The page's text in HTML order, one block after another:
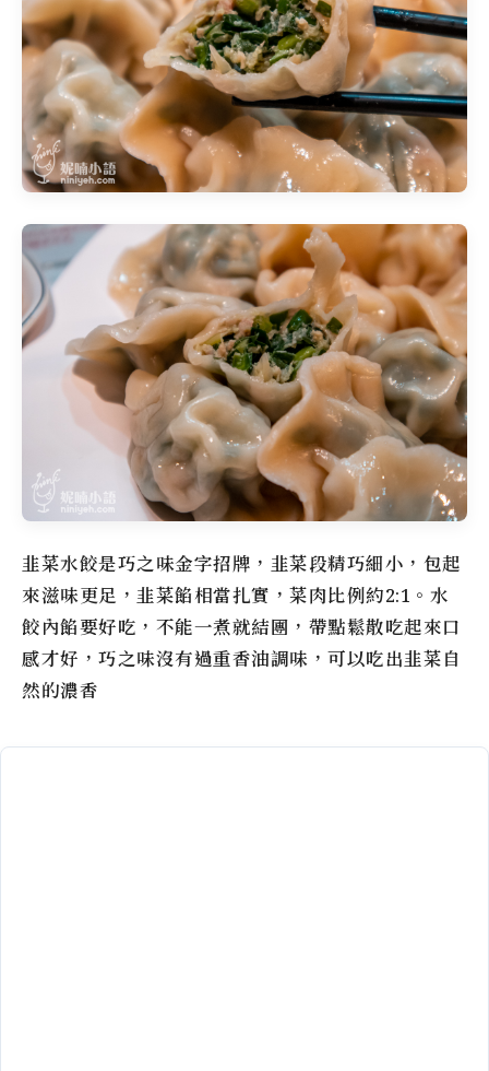
韭菜水餃是巧之味金字招牌，韭菜段精巧細小，包起
來滋味更足，韭菜餡相當扎實，菜肉比例約2:1。水
餃內餡要好吃，不能一煮就結團，帶點鬆散吃起來口
感才好，巧之味沒有過重香油調味，可以吃出韭菜自
然的濃香